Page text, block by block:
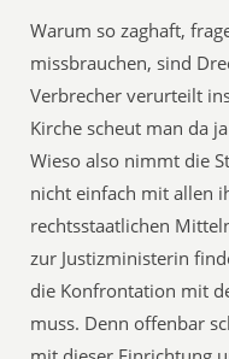
Warum so zaghaft,
missbrauchen, sind
Verbrecher verurteilt
Kirche scheut man da
Wieso also nimmt die
nicht einfach mit allen
rechtsstaatlichen
zur Justizministerin
die Konfrontation mit
muss. Denn offenbar